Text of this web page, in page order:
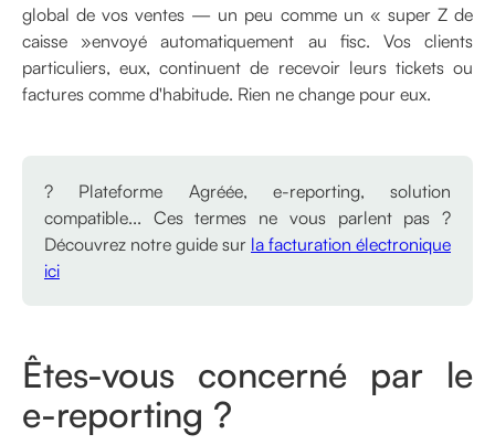
global de vos ventes — un peu comme un « super Z de
caisse »envoyé automatiquement au fisc. Vos clients
particuliers, eux, continuent de recevoir leurs tickets ou
factures comme d'habitude. Rien ne change pour eux.
? Plateforme Agréée, e-reporting, solution
compatible... Ces termes ne vous parlent pas ?
Découvrez notre guide sur la facturation électronique
ici
Êtes-vous concerné par le
e-reporting ?